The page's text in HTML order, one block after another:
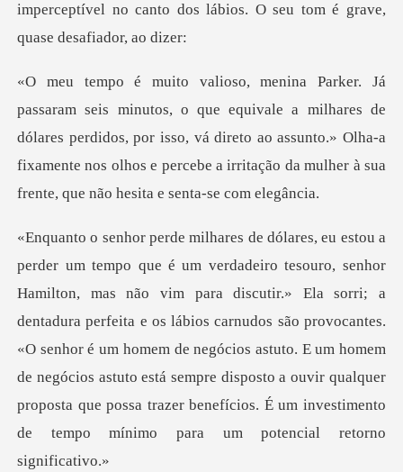
imperceptível no canto dos lábios. O s
milhares de
dólares perdidos, por isso, vá direto ao assunto.» Olha-a
fixamente nos olho
Ela sorri; a
dentadura perfeita e os lábios carnudos são provocantes.
«O senhor é um homem de negócios astuto. E um homem
de negócios astuto está